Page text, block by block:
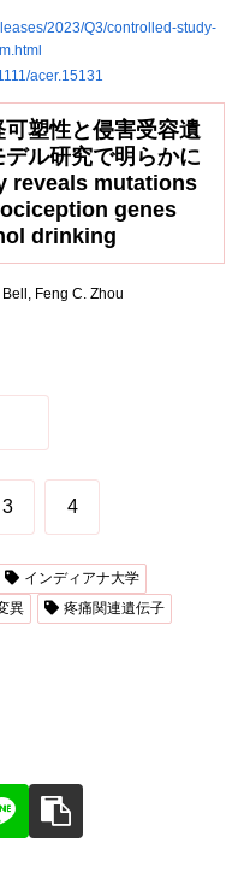
2023/Q3/controlled-study-
acer.15131
塑性と侵害受容遺
ル研究で明らかに
reveals mutations
genes
drinking
Feng C. Zhou
3 4
インディアナ大学
異
疼痛関連遺伝子